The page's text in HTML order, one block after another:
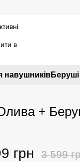
навушниківБеруші
+
грн 3 599